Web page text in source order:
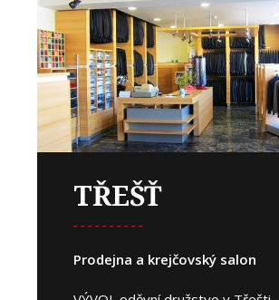
TŘEŠŤ
Prodejna a krejčovský salon